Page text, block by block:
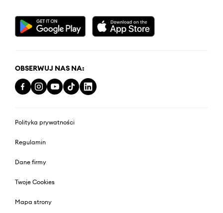
OBSERWUJ NAS NA:
Polityka prywatności
Regulamin
Dane firmy
Twoje Cookies
Mapa strony